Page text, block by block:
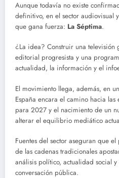
Aunque todavía no existe
definitivo, en el sector audiovisual
que gana fuerza: La Séptima.
¿La idea? Construir una televisión
editorial progresista y una
actualidad, la información y el
El movimiento llega, además, en
España encara el camino hacia
para 2027 y el nacimiento de un
alterar el equilibrio mediático
Fuentes del sector aseguran que
de las cadenas tradicionales
análisis político, actualidad social
conversación pública.